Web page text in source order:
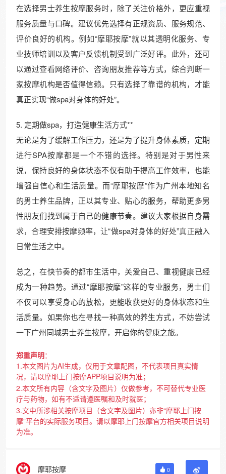
在选择男士养生按摩服务时，除了关注价格外，更应重视
服务质量与口碑。建议优先选择有正规资质、服务规范、
评价良好的机构。例如“摩耶按摩”就以其透明化服务、专
业技师培训以及客户反馈机制受到广泛好评。此外，还可
以通过查看网络评价、咨询朋友推荐等方式，综合判断一
家按摩机构是否值得信赖。只有选择了靠谱的机构，才能
真正实现“做spa对身体的好处”。
5. 定期做spa，打造健康生活方式**
无论是为了缓解工作压力，还是为了提升身体素质，定期
进行SPA按摩都是一个不错的选择。特别是对于男性来
说，保持良好的身体状态不仅有助于提高工作效率，也能
增强自信心和生活质量。而“摩耶按摩”作为广州本地知名
的男士养生品牌，正以其专业、贴心的服务，帮助更多男
性朋友们找到属于自己的健康节奏。建议大家根据自身需
求，合理安排按摩频率，让“做spa对身体的好处”真正融入
日常生活之中。
总之，在快节奏的都市生活中，关爱自己、重视健康已经
成为一种趋势。通过“摩耶按摩”这样的专业服务，男士们
不仅可以享受身心的放松，更能收获更好的身体状态和生
活质量。如果你也在寻找一种高效的养生方式，不妨尝试
一下广州同城男士养生按摩，开启你的健康之旅。
郑重声明：
1.本文图片为AI生成，仅用于文章配图，不代表项目真实情
况，请以摩耶上门按摩APP项目说明为准；
2.本文所有内容（含文字及图片）仅做参考，不可替代专业医
疗与药物，如有不适请遵医嘱和及时就医；
3.文中所涉相关按摩项目（含文字及图片）亦非“摩耶上门按
摩”平台的实际服务项目。请以摩耶上门按摩官方相关项目说明
为准。
摩耶按摩 0